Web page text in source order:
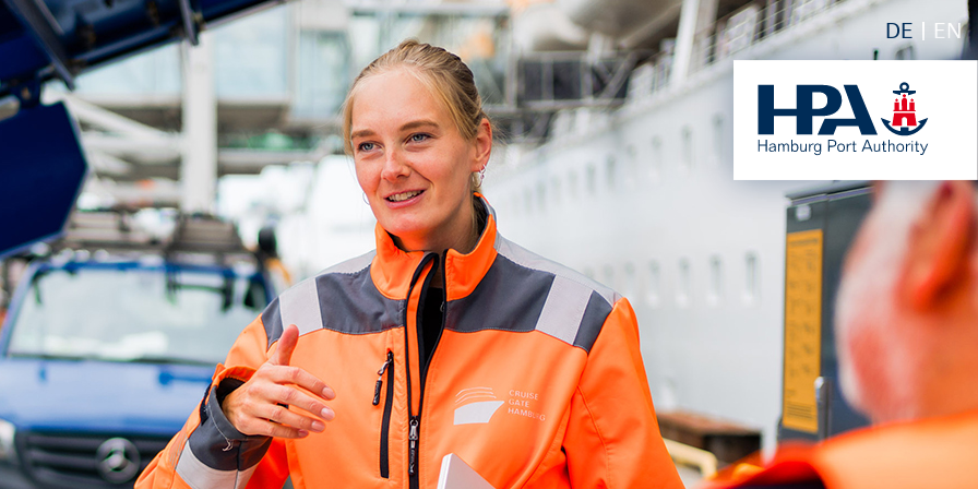
DE EN
Center der HPA
aller Verkehrsmeldungen im Hafen am